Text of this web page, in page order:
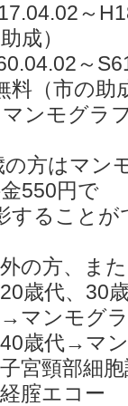
～
成）
～
料（市の助
マンモグラ
の方はマン
550円で
することが
外の方、ま
20歳代、30
グラフ
40歳代→マ
子宮頸部
経腟エコ